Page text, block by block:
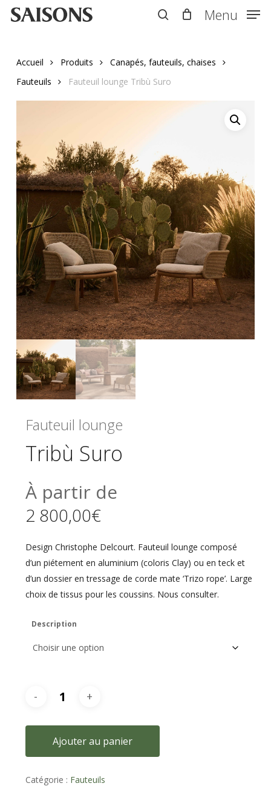
Skip
Menu
Accueil Produits
Canapés, fauteuils, chaises
Fauteuils
Fauteuil lounge Tribù Suro
Fauteuil lounge
Tribù Suro
À partir de
2 800,00€
Design Christophe Delcourt. Fauteuil lounge composé
d’un piétement en aluminium (coloris Clay) ou en teck et
d’un dossier en tressage de corde mate ‘Trizo rope’. Large
choix de tissus pour les coussins. Nous consulter.
Description
Ajouter au panier
Catégorie : Fauteuils